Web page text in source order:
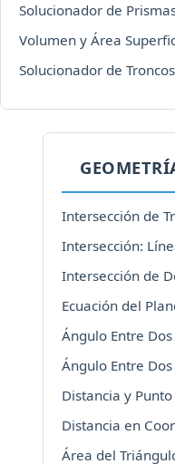
Solucionador de
Volumen y Área
Solucionador de
Intersección de
Intersección:
Intersección de
Ecuación del
Ángulo Entre
Ángulo Entre
Distancia y
Distancia en
Área del